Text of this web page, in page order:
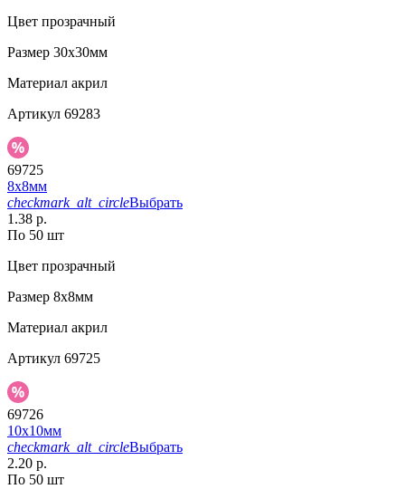
Цвет прозрачный
Размер 30х30мм
Материал акрил
Артикул 69283
69725
8х8мм
checkmark_alt_circleВыбрать
1.38 р.
По 50 шт
Цвет прозрачный
Размер 8х8мм
Материал акрил
Артикул 69725
69726
10х10мм
checkmark_alt_circleВыбрать
2.20 р.
По 50 шт